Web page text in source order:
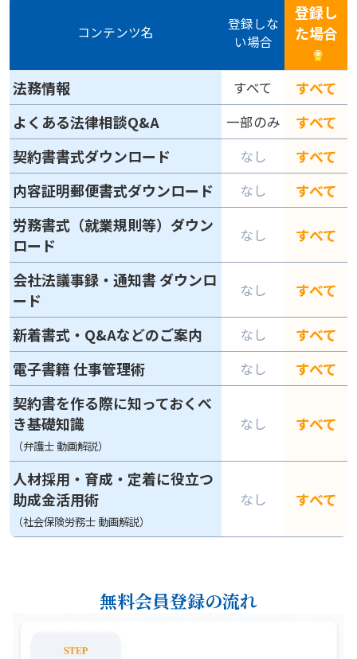
コンテンツ名
登録しな
い場合
登録し
た場合
法務情報 すべて
すべて
よくある法律相談Q&A
一部のみ
すべて
契約書書式ダウンロード
なし
すべて
内容証明郵便書式ダウンロード
なし
すべて
労務書式（就業規則等）ダウン
ロード
なし すべて
会社法議事録・通知書 ダウンロ
ード
なし すべて
新着書式・Q&Aなどのご案内 なし
すべて
電子書籍 仕事管理術
なし
すべて
契約書を作る際に知っておくべ
き基礎知識
（弁護士 動画解説）
なし すべて
人材採用・育成・定着に役立つ
助成金活用術
（社会保険労務士 動画解説）
なし すべて
無料会員登録の流れ